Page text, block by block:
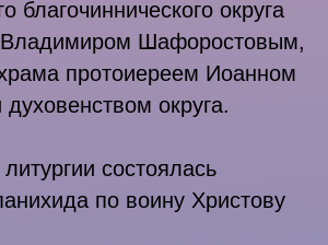
благочиннического округа
Владимиром Шафоростовым,
протоиереем Иоанном
округа.
состоялась
по воину Христову